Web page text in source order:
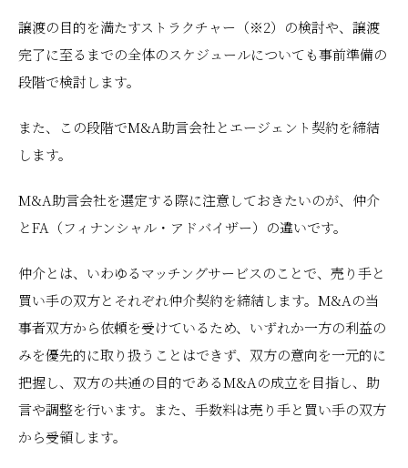
譲渡の目的を満たすストラクチャー（※2）の検討や、譲渡
完了に至るまでの全体のスケジュールについても事前準備の
段階で検討します。
また、この段階でM&A助言会社とエージェント契約を締結
します。
M&A助言会社を選定する際に注意しておきたいのが、仲介
とFA（フィナンシャル・アドバイザー）の違いです。
仲介とは、いわゆるマッチングサービスのことで、売り手と
買い手の双方とそれぞれ仲介契約を締結します。M&Aの当
事者双方から依頼を受けているため、いずれか一方の利益の
みを優先的に取り扱うことはできず、双方の意向を一元的に
把握し、双方の共通の目的であるM&Aの成立を目指し、助
言や調整を行います。また、手数料は売り手と買い手の双方
から受領します。